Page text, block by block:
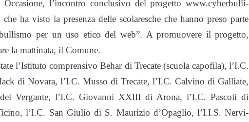
l’incontro conclusivo del progetto www.cyberbulli-
ha visto la presenza delle scolaresche che hanno preso parte
per un uso etico del web”. A promuovere il progetto,
la mattinata, il Comune.
l’Istituto comprensivo Behar di Trecate (scuola capofila), l’I.C.
di Novara, l’I.C. Musso di Trecate, l’I.C. Calvino di Galliate,
Vergante, l’I.C. Giovanni XXIII di Arona, l’I.C. Pascoli di
l’I.C. San Giulio di S. Maurizio d’Opaglio, l’I.I.S. Nervi-